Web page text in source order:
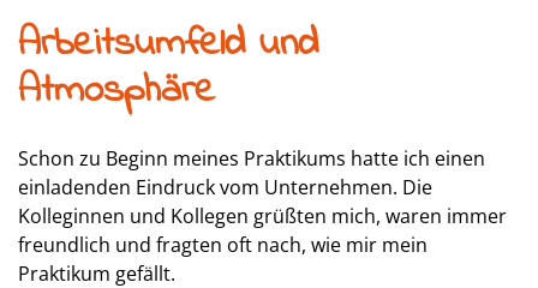
Arbeitsumfeld und
Atmosphäre
Schon zu Beginn meines Praktikums hatte ich einen
einladenden Eindruck vom Unternehmen. Die
Kolleginnen und Kollegen grüßten mich, waren immer
freundlich und fragten oft nach, wie mir mein
Praktikum gefällt.